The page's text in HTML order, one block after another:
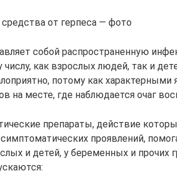
от герпеса — фото
собой распространенную
как взрослых людей, так и
потому как
на месте, где наблюдается очаг
препараты, действие
симптоматических проявлений,
и детей, у беременных и прочих